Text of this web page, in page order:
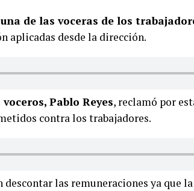
de las voceras de los
aplicadas desde la dirección.
Pablo Reyes, reclamó por
contra los trabajadores.
descontar las remuneraciones ya que